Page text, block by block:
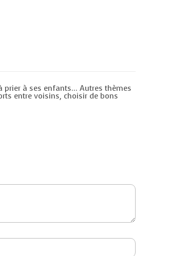
prier à ses enfants… Autres thèmes
entre voisins, choisir de bons